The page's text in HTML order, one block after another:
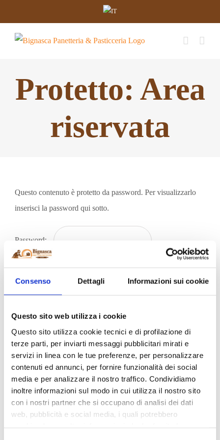
Consenso Dettagli Informazioni sui cookie
Questo sito web utilizza i cookie
Questo sito utilizza cookie tecnici e di profilazione di
terze parti, per inviarti messaggi pubblicitari mirati e
servizi in linea con le tue preferenze, per personalizzare
contenuti ed annunci, per fornire funzionalità dei social
media e per analizzare il nostro traffico. Condividiamo
inoltre informazioni sul modo in cui utilizza il nostro sito
con i nostri partner che si occupano di analisi dei dati
web, pubblicità e social media, i quali potrebbero
al
contenuto
Protetto: Area
riservata
Questo contenuto è protetto da password. Per visualizzarlo
inserisci la password qui sotto.
Password:
Negozio Pregassona
Via Giovanni Maraini 2
6963 Lugano – Pregassona
Tel. +41 (0)91 940 21 70